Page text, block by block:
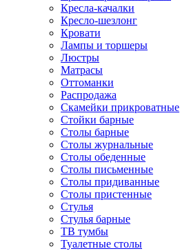
Кресла-качалки
Кресло-шезлонг
Кровати
Лампы и торшеры
Люстры
Матрасы
Оттоманки
Распродажа
Скамейки прикроватные
Стойки барные
Столы барные
Столы журнальные
Столы обеденные
Столы письменные
Столы придиванные
Столы пристенные
Стулья
Стулья барные
ТВ тумбы
Туалетные столы